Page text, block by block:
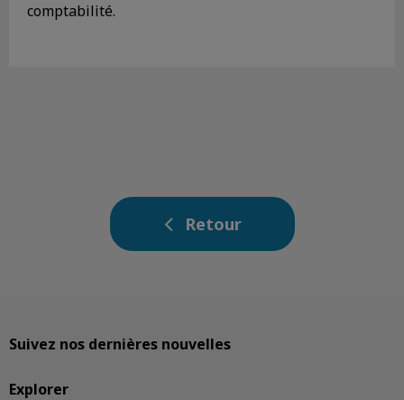
comptabilité.
Retour
Explorer
Suivez nos dernières nouvelles